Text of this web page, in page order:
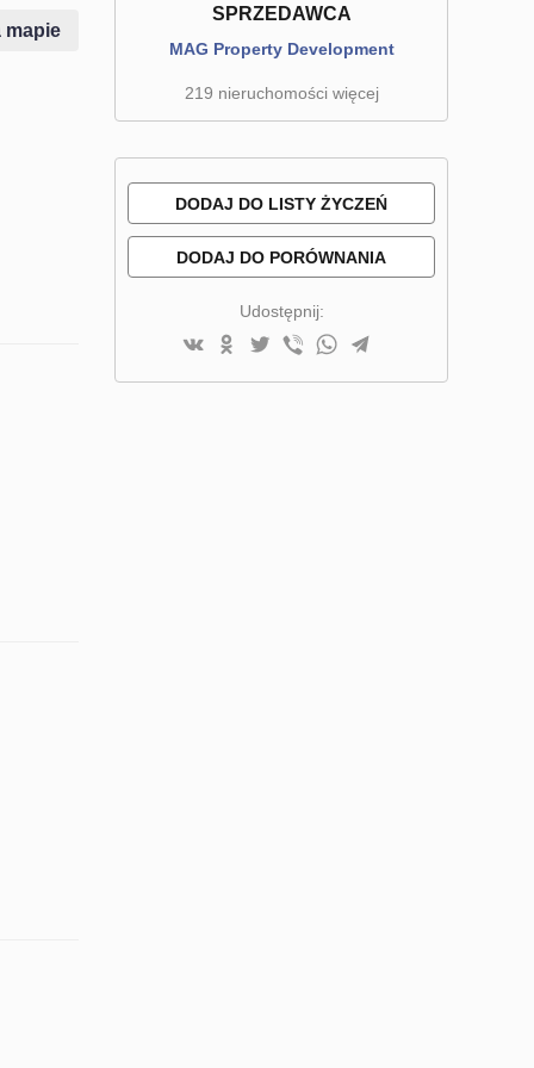
mapie
SPRZEDAWCA
MAG Property Development
219 nieruchomości więcej
DODAJ DO LISTY ŻYCZEŃ
DODAJ DO PORÓWNANIA
Udostępnij: